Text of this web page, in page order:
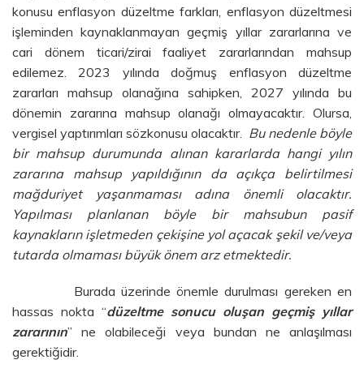
konusu enflasyon düzeltme farkları, enflasyon düzeltmesi
işleminden kaynaklanmayan geçmiş yıllar zararlarına ve
cari dönem ticari/zirai faaliyet zararlarından mahsup
edilemez. 2023 yılında doğmuş enflasyon düzeltme
zararları mahsup olanağına sahipken, 2027 yılında bu
dönemin zararına mahsup olanağı olmayacaktır. Olursa,
vergisel yaptırımları sözkonusu olacaktır. Bu nedenle böyle
bir mahsup durumunda alınan kararlarda hangi yılın
zararına mahsup yapıldığının da açıkça belirtilmesi
mağduriyet yaşanmaması adına önemli olacaktır.
Yapılması planlanan böyle bir mahsubun pasif
kaynakların işletmeden çekişine yol açacak şekil ve/veya
tutarda olmaması büyük önem arz etmektedir.
Burada üzerinde önemle durulması gereken en
hassas nokta “düzeltme sonucu oluşan geçmiş yıllar
zararının” ne olabileceği veya bundan ne anlaşılması
gerektiğidir.